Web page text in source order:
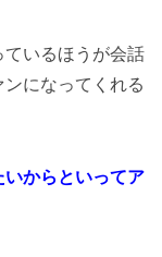
いるほうが会話
になってくれる
からといってア